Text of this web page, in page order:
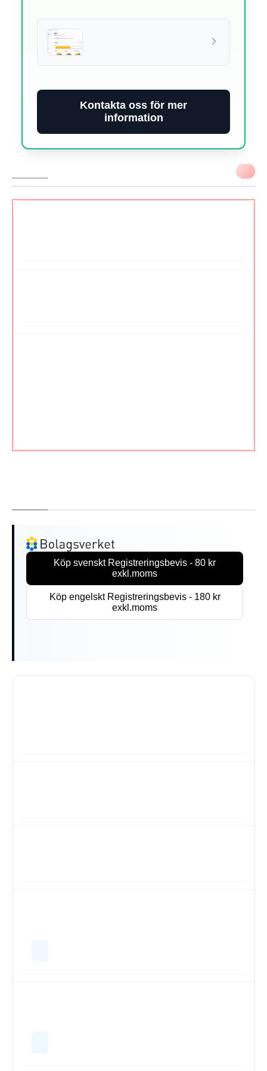
Kontakta oss för mer
information
Köp svenskt Registreringsbevis - 80 kr
exkl.moms
Köp engelskt Registreringsbevis - 180 kr
exkl.moms